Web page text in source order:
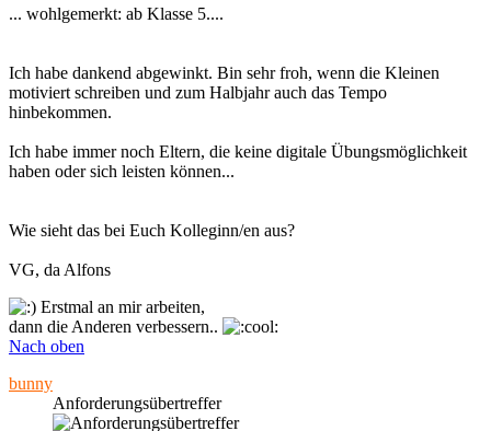
... wohlgemerkt: ab Klasse 5....
Ich habe dankend abgewinkt. Bin sehr froh, wenn die Kleinen
motiviert schreiben und zum Halbjahr auch das Tempo
hinbekommen.
Ich habe immer noch Eltern, die keine digitale Übungsmöglichkeit
haben oder sich leisten können...
Wie sieht das bei Euch Kolleginn/en aus?
VG, da Alfons
Erstmal an mir arbeiten,
dann die Anderen verbessern..
Nach oben
bunny
Anforderungsübertreffer